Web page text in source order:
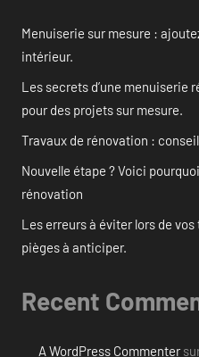
Menuiserie sur mesure :
intérieur.
Les secrets d’une menuiserie
pour des projets sur mesure.
Travaux de rénovation :
Nouvelle étape ? Voici
rénovation
Les erreurs à éviter lors de
pièges à anticiper.
Recent
A WordPress Commenter